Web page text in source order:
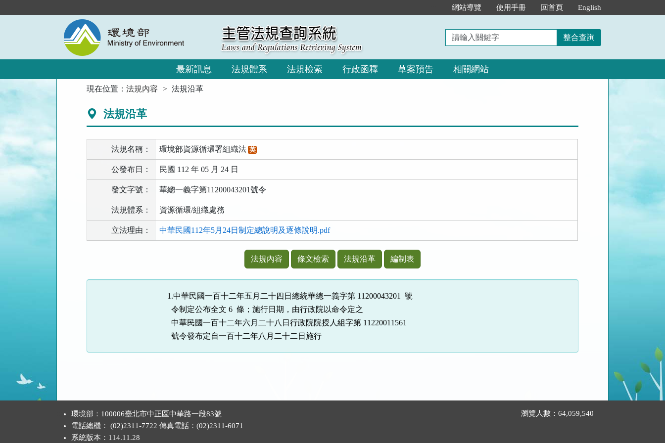
到
網站導覽 使用手冊 回首頁 English
請
輸
入
鍵
整合查詢
最新訊息 法規體系 法規檢索 行政函釋 草案預告 相關網站
現在位置：法規內容 法規沿革
法規沿革
法規名稱： 環境部資源循環署組織法 英
公發布日： 民國 112 年 05 月 24 日
發文字號： 華總一義字第11200043201號令
法規體系： 資源循環/組織處務
立法理由： 中華民國112年5月24日制定總說明及逐條說明.pdf
功
法規內容 條文檢索 法規沿革 編制表
1.中華民國一百十二年五月二十四日總統華總一義字第 11200043201 號
令制定公布全文 6 條；施行日期，由行政院以命令定之
中華民國一百十二年六月二十八日行政院院授人組字第 11220011561
號令發布定自一百十二年八月二十二日施行
環境部：100006臺北市中正區中華路一段83號
電話總機： (02)2311-7722 傳真電話：(02)2311-6071
系統版本： 114.11.28
瀏覽人數：64,059,540